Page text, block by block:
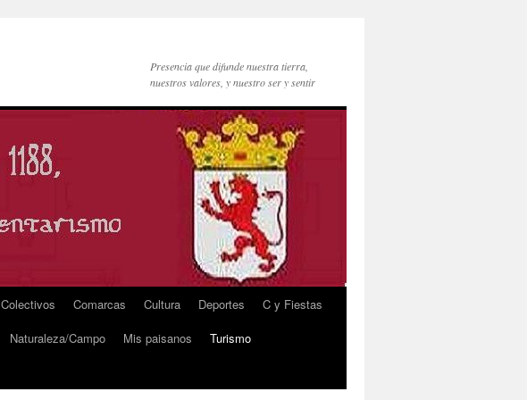
Presencia que difunde nuestra tierra,
nuestros valores, y nuestro ser y sentir
Colectivos Comarcas Cultura Deportes
C y Fiestas
Naturaleza/Campo Mis paisanos
Turismo